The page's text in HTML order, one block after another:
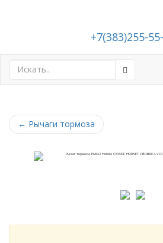
+7(383)255-
← Рычаги тормоза